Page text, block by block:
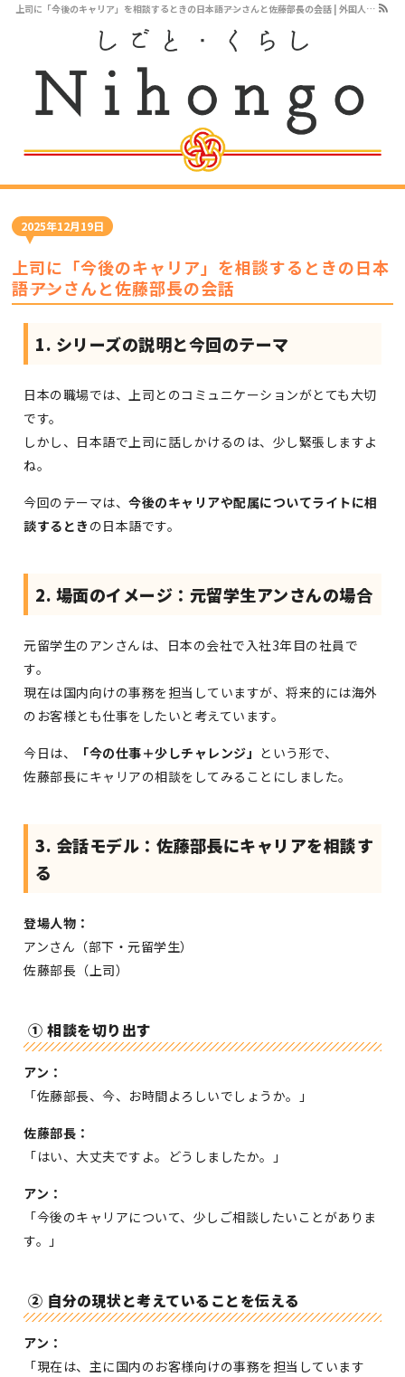
上司に「今後のキャリア」を相談するときの日本語――アンさんと佐藤部長の会話 | 外国人・留学生のためのビジネス日本語オンラインレッスン
上司に「今後のキャリア」を相談するときの日本
語――アンさんと佐藤部長の会話
2025年12月19日
1. シリーズの説明と今回のテーマ
日本の職場では、上司とのコミュニケーションがとても大切
です。
しかし、日本語で上司に話しかけるのは、少し緊張しますよ
ね。
今回のテーマは、今後のキャリアや配属についてライトに相
談するとき の日本語です。
2. 場面のイメージ：元留学生アンさんの場合
元留学生のアンさんは、日本の会社で入社3年目の社員で
す。
現在は国内向けの事務を担当していますが、将来的には海外
のお客様とも仕事をしたいと考えています。
今日は、 「今の仕事＋少しチャレンジ」 という形で、
佐藤部長にキャリアの相談をしてみることにしました。
3. 会話モデル：佐藤部長にキャリアを相談す
る
登場人物：
アンさん（部下・元留学生）
佐藤部長（上司）
① 相談を切り出す
アン：
「佐藤部長、今、お時間よろしいでしょうか。」
佐藤部長：
「はい、大丈夫ですよ。どうしましたか。」
アン：
「今後のキャリアについて、少しご相談したいことがありま
す。」
② 自分の現状と考えていることを伝える
アン：
「現在は、主に国内のお客様向けの事務を担当しています